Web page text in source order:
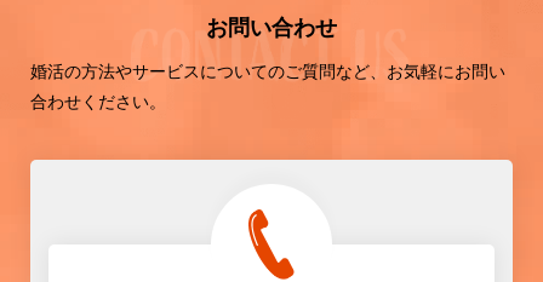
お問い合わせ
婚活の方法やサービスについてのご質問など、お気軽にお問い
合わせください。